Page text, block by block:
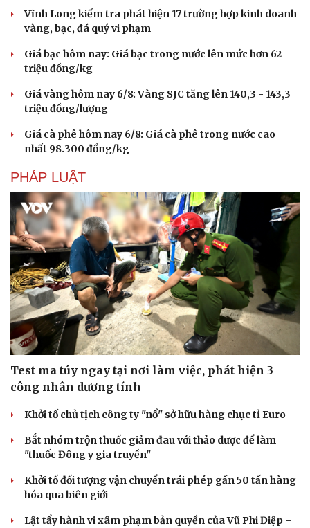
Cải chính
Vĩnh Long kiểm tra phát hiện 17 trường hợp kinh doanh
vàng, bạc, đá quý vi phạm
Giá bạc hôm nay: Giá bạc trong nước lên mức hơn 62
triệu đồng/kg
Giá vàng hôm nay 6/8: Vàng SJC tăng lên 140,3 - 143,3
triệu đồng/lượng
Giá cà phê hôm nay 6/8: Giá cà phê trong nước cao
nhất 98.300 đồng/kg
PHÁP LUẬT
Test ma túy ngay tại nơi làm việc, phát hiện 3
công nhân dương tính
Khởi tố chủ tịch công ty "nổ" sở hữu hàng chục tỉ Euro
Bắt nhóm trộn thuốc giảm đau với thảo dược để làm
"thuốc Đông y gia truyền"
Khởi tố đối tượng vận chuyển trái phép gần 50 tấn hàng
hóa qua biên giới
Lật tẩy hành vi xâm phạm bản quyền của Vũ Phi Điệp –